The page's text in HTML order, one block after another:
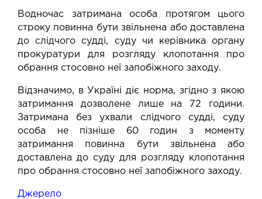
Водночас затримана особа протягом цього
строку повинна бути звільнена або доставлена
до слідчого судді, суду чи керівника органу
прокуратури для розгляду клопотання про
обрання стосовно неї запобіжного заходу.
Відзначимо, в Україні діє норма, згідно з якою
затримання дозволене лише на 72 години.
Затримана без ухвали слідчого судді, суду
особа не пізніше 60 годин з моменту
затримання повинна бути звільнена або
доставлена до суду для розгляду клопотання
про обрання стосовно неї запобіжного заходу.
Джерело